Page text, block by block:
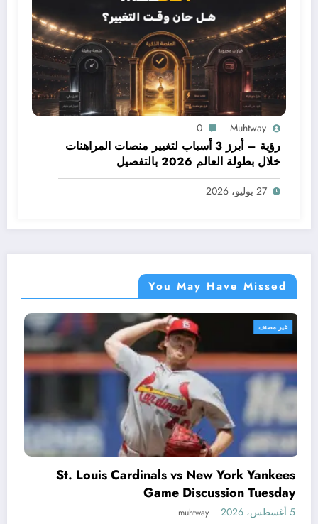
Muhtway
0
رؤية – أبرز 3 أسباب لتغيير منصات المراهنات
خلال بطولة العالم 2026 بالتفصيل
27 يوليو، 2026
You May Have Missed
غير مصنف
vs New York Yankees
Game Discussion Tuesday
Flock